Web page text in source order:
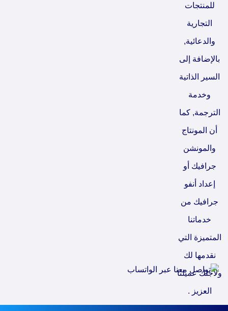
للمنتجات
التجارية
والدعائية,
بالإضافة إلى
السير الذاتية
وخدمة
الترجمة, كما
أن المونتاج
والمونشن
جرافيك أو
إعداد أنفو
جرافيك من
خدماتنا
المتميزة التي
نقدمها لك
ولأجلك عميلنا
العزيز .